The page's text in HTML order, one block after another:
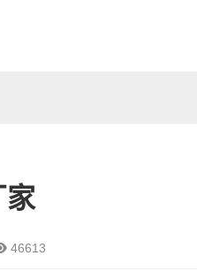
家
46613